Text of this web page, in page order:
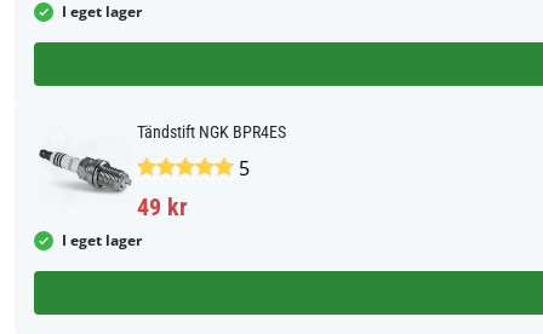
I eget lager
Tändstift NGK BPR4ES
5
49 kr
I eget lager